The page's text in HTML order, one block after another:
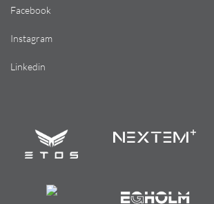
Facebook
Instagram
Linkedin